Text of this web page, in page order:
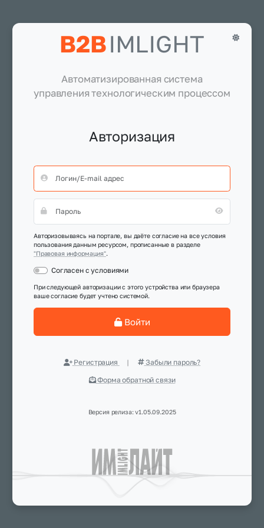
B2BIMLIGHT
Автоматизированная система
управления технологическим процессом
Авторизация
Авторизовываясь на портале, вы даёте согласие на все условия
пользования данным ресурсом, прописанные в разделе
"Правовая информация".
Согласен с условиями
При следующей авторизации с этого устройства или браузера
ваше согласие будет учтено системой.
Войти
Регистрация |
Забыли пароль?
Форма обратной связи
Версия релиза: v1.05.09.2025